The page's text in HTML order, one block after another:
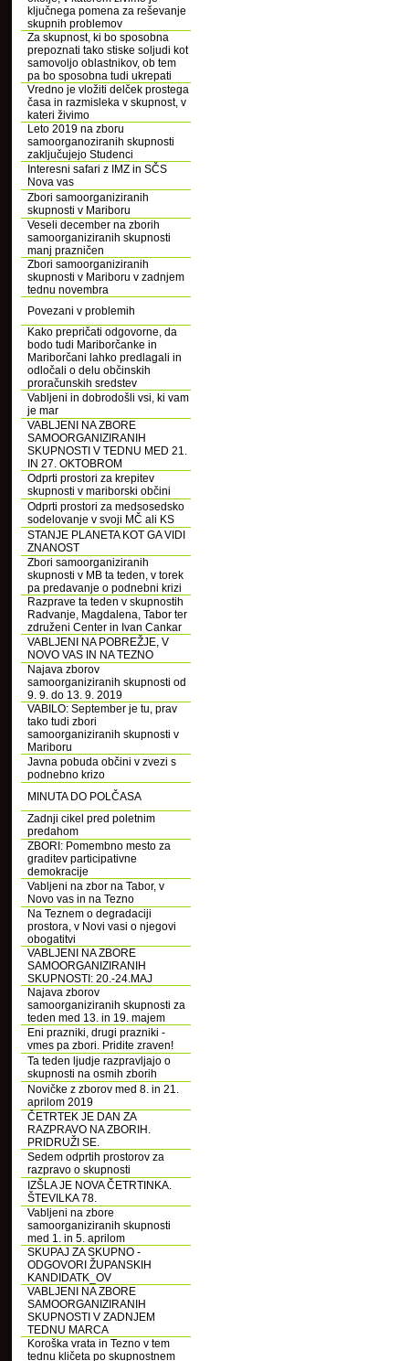
ključnega pomena za reševanje
skupnih problemov
Za skupnost, ki bo sposobna
prepoznati tako stiske soljudi kot
samovoljo oblastnikov, ob tem
pa bo sposobna tudi ukrepati
Vredno je vložiti delček prostega
časa in razmisleka v skupnost, v
kateri živimo
Leto 2019 na zboru
samoorganoziranih skupnosti
zaključujejo Studenci
Interesni safari z IMZ in SČS
Nova vas
Zbori samoorganiziranih
skupnosti v Mariboru
Veseli december na zborih
samoorganiziranih skupnosti
manj prazničen
Zbori samoorganiziranih
skupnosti v Mariboru v zadnjem
tednu novembra
Povezani v problemih
Kako prepričati odgovorne, da
bodo tudi Mariborčanke in
Mariborčani lahko predlagali in
odločali o delu občinskih
proračunskih sredstev
Vabljeni in dobrodošli vsi, ki vam
je mar
VABLJENI NA ZBORE
SAMOORGANIZIRANIH
SKUPNOSTI V TEDNU MED 21.
IN 27. OKTOBROM
Odprti prostori za krepitev
skupnosti v mariborski občini
Odprti prostori za medsosedsko
sodelovanje v svoji MČ ali KS
STANJE PLANETA KOT GA VIDI
ZNANOST
Zbori samoorganiziranih
skupnosti v MB ta teden, v torek
pa predavanje o podnebni krizi
Razprave ta teden v skupnostih
Radvanje, Magdalena, Tabor ter
združeni Center in Ivan Cankar
VABLJENI NA POBREŽJE, V
NOVO VAS IN NA TEZNO
Najava zborov
samoorganiziranih skupnosti od
9. 9. do 13. 9. 2019
VABILO: September je tu, prav
tako tudi zbori
samoorganiziranih skupnosti v
Mariboru
Javna pobuda občini v zvezi s
podnebno krizo
MINUTA DO POLČASA
Zadnji cikel pred poletnim
predahom
ZBORI: Pomembno mesto za
graditev participativne
demokracije
Vabljeni na zbor na Tabor, v
Novo vas in na Tezno
Na Teznem o degradaciji
prostora, v Novi vasi o njegovi
obogatitvi
VABLJENI NA ZBORE
SAMOORGANIZIRANIH
SKUPNOSTI: 20.-24.MAJ
Najava zborov
samoorganiziranih skupnosti za
teden med 13. in 19. majem
Eni prazniki, drugi prazniki -
vmes pa zbori. Pridite zraven!
Ta teden ljudje razpravljajo o
skupnosti na osmih zborih
Novičke z zborov med 8. in 21.
aprilom 2019
ČETRTEK JE DAN ZA
RAZPRAVO NA ZBORIH.
PRIDRUŽI SE.
Sedem odprtih prostorov za
razpravo o skupnosti
IZŠLA JE NOVA ČETRTINKA.
ŠTEVILKA 78.
Vabljeni na zbore
samoorganiziranih skupnosti
med 1. in 5. aprilom
SKUPAJ ZA SKUPNO -
ODGOVORI ŽUPANSKIH
KANDIDATK_OV
VABLJENI NA ZBORE
SAMOORGANIZIRANIH
SKUPNOSTI V ZADNJEM
TEDNU MARCA
Koroška vrata in Tezno v tem
tednu kličeta po skupnostnem